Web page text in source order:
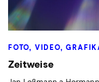
FOTO, VIDEO,
Zeitweise